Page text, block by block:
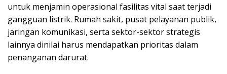
untuk menjamin operasional fasilitas vital saat terjadi
gangguan listrik. Rumah sakit, pusat pelayanan publik,
jaringan komunikasi, serta sektor-sektor strategis
lainnya dinilai harus mendapatkan prioritas dalam
penanganan darurat.